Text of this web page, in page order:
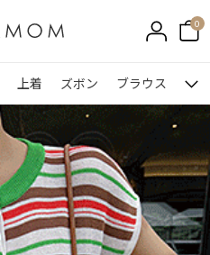
0
上着 ズボン ブラウス ワ